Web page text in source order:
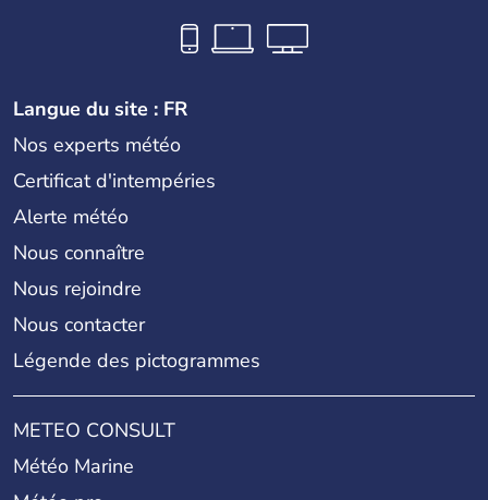
Langue du site : FR
Nos experts météo
Certificat d'intempéries
Alerte météo
Nous connaître
Nous rejoindre
Nous contacter
Légende des pictogrammes
METEO CONSULT
Météo Marine